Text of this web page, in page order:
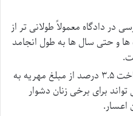
در دادگاه معمولاً طولانی تر از
و حتی سال ها به طول انجامد
پرداخت ۳.۵ درصد از مبلغ مهریه به
برای برخی زنان دشوار
اعسار.